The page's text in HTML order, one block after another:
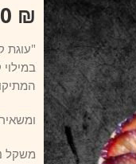
₪
"עוגת
משקל נטו